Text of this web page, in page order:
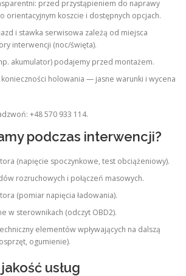
przed przystąpieniem do naprawy
orientacyjnym koszcie i dostępnych opcjach.
i stawka serwisowa zależą od miejsca
interwencji (noc/święta).
akumulator) podajemy przed montażem.
holowania — jasne warunki i wycena
+48 570 933 114.
podczas interwencji?
(napięcie spoczynkowe, test obciążeniowy).
rozruchowych i połączeń masowych.
(pomiar napięcia ładowania).
w sterownikach (odczyt OBD2).
elementów wpływających na dalszą
ogumienie).
usług